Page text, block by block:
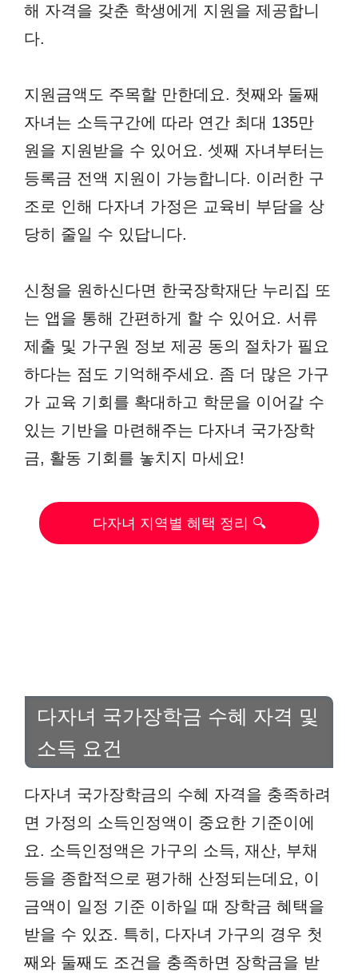
해 자격을 갖춘 학생에게 지원을 제공합니
다.
지원금액도 주목할 만한데요. 첫째와 둘째
자녀는 소득구간에 따라 연간 최대 135만
원을 지원받을 수 있어요. 셋째 자녀부터는
등록금 전액 지원이 가능합니다. 이러한 구
조로 인해 다자녀 가정은 교육비 부담을 상
당히 줄일 수 있답니다.
신청을 원하신다면 한국장학재단 누리집 또
는 앱을 통해 간편하게 할 수 있어요. 서류
제출 및 가구원 정보 제공 동의 절차가 필요
하다는 점도 기억해주세요. 좀 더 많은 가구
가 교육 기회를 확대하고 학문을 이어갈 수
있는 기반을 마련해주는 다자녀 국가장학
금, 활동 기회를 놓치지 마세요!
다자녀 지역별 혜택 정리 🔍
다자녀 국가장학금 수혜 자격 및
소득 요건
다자녀 국가장학금의 수혜 자격을 충족하려
면 가정의 소득인정액이 중요한 기준이에
요. 소득인정액은 가구의 소득, 재산, 부채
등을 종합적으로 평가해 산정되는데요, 이
금액이 일정 기준 이하일 때 장학금 혜택을
받을 수 있죠. 특히, 다자녀 가구의 경우 첫
째와 둘째도 조건을 충족하면 장학금을 받